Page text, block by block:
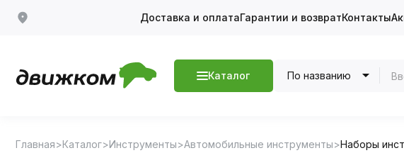
Доставка и оплатаГарантии и возвратКонтакты
Каталог По названию
Главная Каталог Инструменты Автомобильные инструменты Наборы